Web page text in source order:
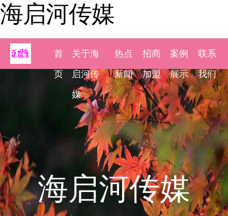
海启河传媒
首
页
关于海
启河传
媒
热点
新闻
招商
加盟
案例
展示
联系
我们
海启河传媒